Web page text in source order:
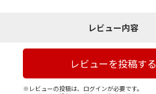
レビュー内容
レビューを投稿する
※レビューの投稿は、ログインが必要です。